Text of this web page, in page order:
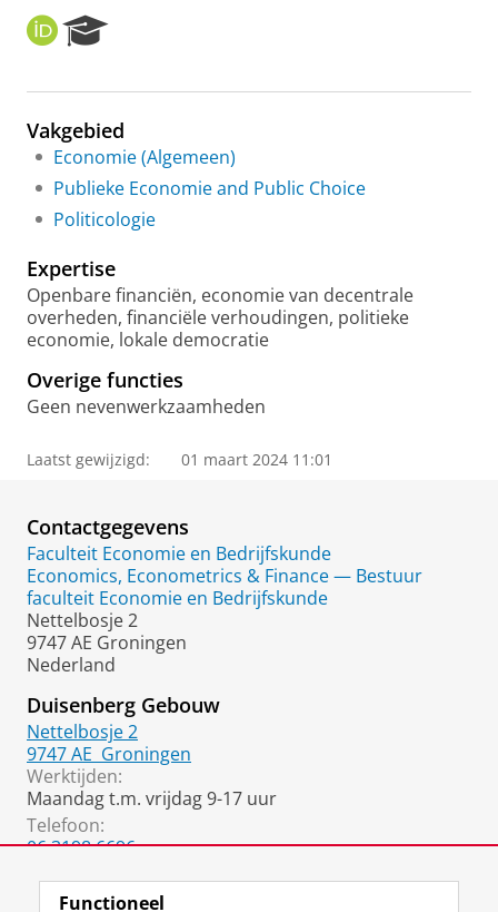
O
R
I
e
r
c
h
o
t
a
l
Vakgebied
Economie (Algemeen)
Publieke Economie and Public Choice
Politicologie
Expertise
Openbare financiën, economie van decentrale
overheden, financiële verhoudingen, politieke
economie, lokale democratie
Overige functies
Geen nevenwerkzaamheden
Laatst gewijzigd: 01 maart 2024 11:01
Contactgegevens
Faculteit Economie en Bedrijfskunde
Economics, Econometrics & Finance — Bestuur
faculteit Economie en Bedrijfskunde
Nettelbosje 2
9747 AE Groningen
Nederland
Duisenberg Gebouw
Nettelbosje 2
9747 AE Groningen
Werktijden:
Maandag t.m. vrijdag 9-17 uur
Telefoon:
06 3198 6696
Functioneel